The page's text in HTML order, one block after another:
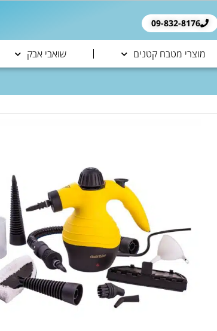
09-832-8176​
מוצרי מטבח קטנים שואבי אבק